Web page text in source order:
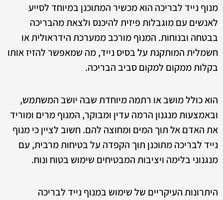
מנוף נייד לבריכה הוא מכשיר המתוכנן במיוחד לסייע
לאנשים עם מוגבלות פיזית להיכנס ולצאת מהבריכה
בבטחה ובנוחות. המנוף מורכב ממערכת הידראולית או
חשמלית המותקנת על בסיס נייד, מה שמאפשר להזיז אותו
בקלות ממקום למקום סביב הבריכה.
הוא כולל מושב או רתמה מיוחדת שבה יושב המשתמש,
ובאמצעות מנגנון הרמה עדין ומבוקר, המנוף מרים ומוריד
את האדם אל תוך המים ומחוצה להם. חשוב לציין כי מנוף
נייד לבריכה מתוכנן תוך הקפדה על בטיחות מרבית, עם
מנגנוני בלימה ויציבות המבטיחים שימוש בטוח ונוח.
היתרונות העיקריים של שימוש במנוף נייד לבריכה